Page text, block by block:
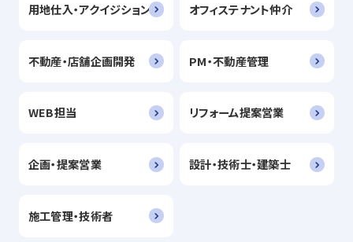
用地仕入・アクイジション オフィステナント仲介
不動産・店舗企画開発 PM・不動産管理
WEB担当 リフォーム提案営業
企画・提案営業 設計・技術士・建築士
施工管理・技術者